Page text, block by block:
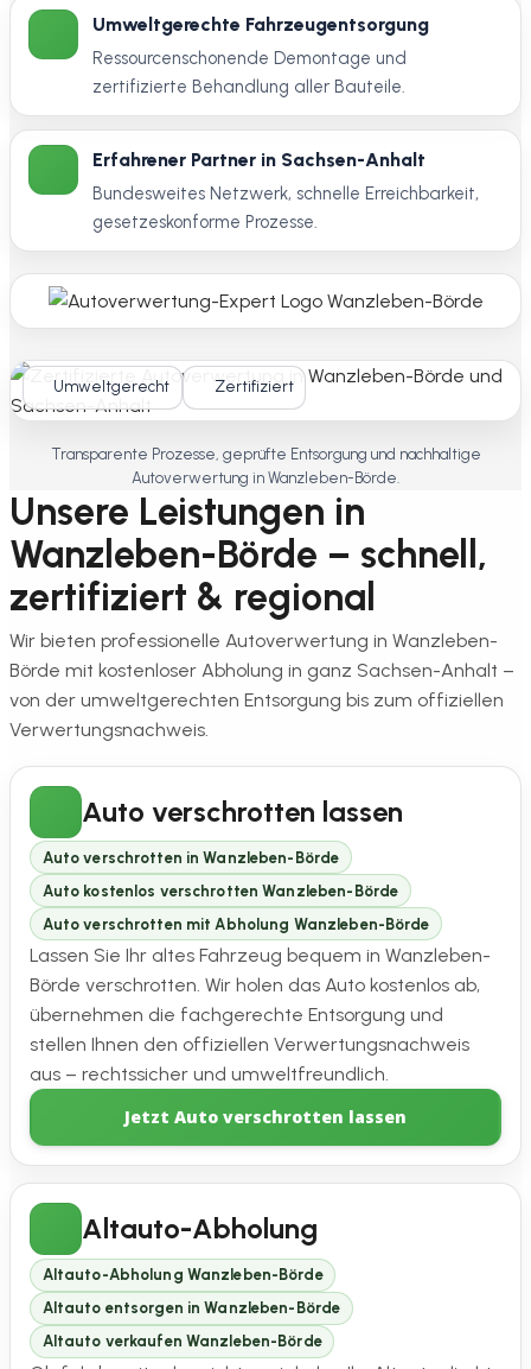
Umweltgerechte Fahrzeugentsorgung
Ressourcenschonende Demontage und
zertifizierte Behandlung aller Bauteile.
Erfahrener Partner in Sachsen-Anhalt
Bundesweites Netzwerk, schnelle Erreichbarkeit,
gesetzeskonforme Prozesse.
Umweltgerecht Zertifiziert
Transparente Prozesse, geprüfte Entsorgung und nachhaltige
Autoverwertung in Wanzleben-Börde.
Unsere Leistungen in
Wanzleben-Börde – schnell,
zertifiziert & regional
Wir bieten professionelle Autoverwertung in Wanzleben-
Börde mit kostenloser Abholung in ganz Sachsen-Anhalt –
von der umweltgerechten Entsorgung bis zum offiziellen
Verwertungsnachweis.
Auto verschrotten lassen
Auto verschrotten in Wanzleben-Börde
Auto kostenlos verschrotten Wanzleben-Börde
Auto verschrotten mit Abholung Wanzleben-Börde
Lassen Sie Ihr altes Fahrzeug bequem in Wanzleben-
Börde verschrotten. Wir holen das Auto kostenlos ab,
übernehmen die fachgerechte Entsorgung und
stellen Ihnen den offiziellen Verwertungsnachweis
aus – rechtssicher und umweltfreundlich.
Jetzt Auto verschrotten lassen
Altauto-Abholung
Altauto-Abholung Wanzleben-Börde
Altauto entsorgen in Wanzleben-Börde
Altauto verkaufen Wanzleben-Börde